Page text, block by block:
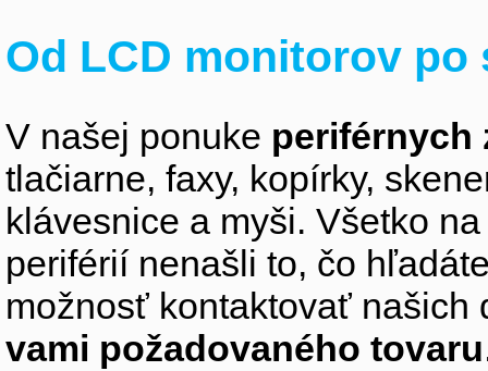
Od LCD monitorov
V našej ponuke periférnych
tlačiarne, faxy, kopírky,
klávesnice a myši. Všetko
periférií nenašli to, čo
možnosť kontaktovať
vami požadovaného tovaru